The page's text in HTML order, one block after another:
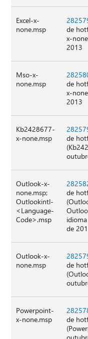
Excel-x-
none.msp
de
x-
2013
Mso-x-
none.msp
de
x-
2013
Kb2428677-
x-none.msp
de
Outlook-x-
none.msp;
Outlookintl-
<Language-
Code>.msp
de
de
Outlook-x-
none.msp
de
Powerpoint-
x-none.msp
de